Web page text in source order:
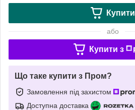
Купити
або
Купити з
Що таке купити з Пром?
Замовлення під захистом
Доступна доставка